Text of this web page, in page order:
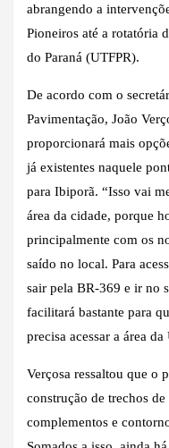
abrangendo a
Pioneiros até a rotatória
do Paraná (UTFPR).
De acordo com o
Pavimentação, João
proporcionará mais
já existentes naquele
para Ibiporã. “Isso vai
área da cidade, porque
principalmente com os
saído no local. Para
sair pela BR-369 e ir no
facilitará bastante para
precisa acessar a área da
Verçosa ressaltou que o
construção de trechos
complementos e